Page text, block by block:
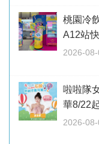
桃園冷
A12站
2026-
啦啦隊
華8/22
2026-